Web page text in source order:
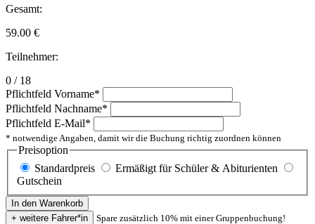
Gesamt:
59.00 €
Teilnehmer:
0 / 18
Pflichtfeld Vorname*
Pflichtfeld Nachname*
Pflichtfeld E-Mail*
* notwendige Angaben, damit wir die Buchung richtig zuordnen können
Preisoption
Standardpreis
Ermäßigt für Schüler & Abiturienten
Gutschein
Spare zusätzlich 10% mit einer Gruppenbuchung!